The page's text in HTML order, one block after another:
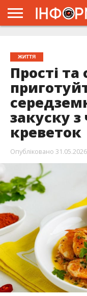
ПРОЄКТ
ЖИТТЯ
Прості
закуску
креветок
Опубліковано 31.05.2026